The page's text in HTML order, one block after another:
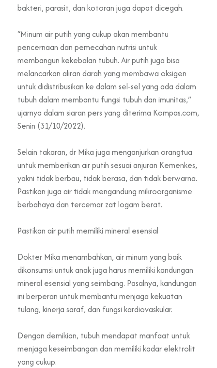
bakteri, parasit, dan kotoran juga dapat dicegah.
“Minum air putih yang cukup akan membantu
pencernaan dan pemecahan nutrisi untuk
membangun kekebalan tubuh. Air putih juga bisa
melancarkan aliran darah yang membawa oksigen
untuk didistribusikan ke dalam sel-sel yang ada dalam
tubuh dalam membantu fungsi tubuh dan imunitas,”
ujarnya dalam siaran pers yang diterima Kompas.com,
Senin (31/10/2022).
Selain takaran, dr Mika juga menganjurkan orangtua
untuk memberikan air putih sesuai anjuran Kemenkes,
yakni tidak berbau, tidak berasa, dan tidak berwarna.
Pastikan juga air tidak mengandung mikroorganisme
berbahaya dan tercemar zat logam berat.
Pastikan air putih memiliki mineral esensial
Dokter Mika menambahkan, air minum yang baik
dikonsumsi untuk anak juga harus memiliki kandungan
mineral esensial yang seimbang. Pasalnya, kandungan
ini berperan untuk membantu menjaga kekuatan
tulang, kinerja saraf, dan fungsi kardiovaskular.
Dengan demikian, tubuh mendapat manfaat untuk
menjaga keseimbangan dan memiliki kadar elektrolit
yang cukup.